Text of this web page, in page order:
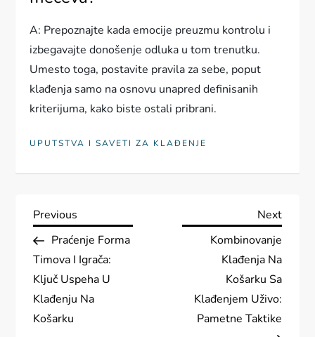
A: Prepoznajte kada emocije preuzmu kontrolu i
izbegavajte donošenje odluka u tom trenutku.
Umesto toga, postavite pravila za sebe, poput
klađenja samo na osnovu unapred definisanih
kriterijuma, kako biste ostali pribrani.
UPUTSTVA I SAVETI ZA KLAĐENJE
P
o
s
t
Previous
Post
Previous
Praćenje Forma
Timova I Igrača:
Ključ Uspeha U
Klađenju Na
Košarku
Next
Next
Kombinovanje
Klađenja Na
Košarku Sa
Klađenjem Uživo:
Pametne Taktike